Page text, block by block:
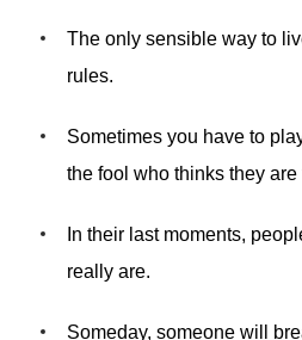
The only sensible way to
rules.
Sometimes you have to
the fool who thinks they
In their last moments,
really are.
Someday, someone will